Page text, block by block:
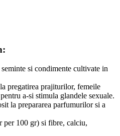
si condimente cultivate in
pregatirea prajiturilor, femeile
a-si stimula glandele sexuale.
la prepararea parfumurilor si a
per 100 gr) si fibre, calciu,